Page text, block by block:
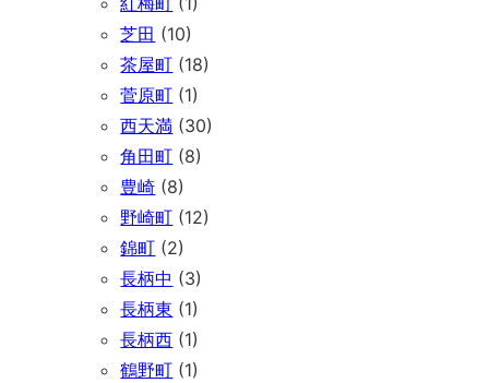
芝田 (10)
茶屋町 (18)
菅原町 (1)
西天満 (30)
角田町 (8)
豊崎 (8)
野崎町 (12)
錦町 (2)
長柄中 (3)
長柄東 (1)
長柄西 (1)
鶴野町 (1)